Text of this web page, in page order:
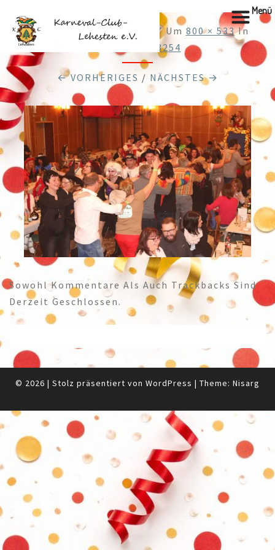
Veröffentlicht 28.12.2017Um 800 × 533In
Cache_48303254
← VORHERIGES / NÄCHSTES →
Sowohl Kommentare Als Auch Trackbacks Sind
Derzeit Geschlossen.
© 2026 | Stolz präsentiert von WordPress | Theme: Nisarg
Menü